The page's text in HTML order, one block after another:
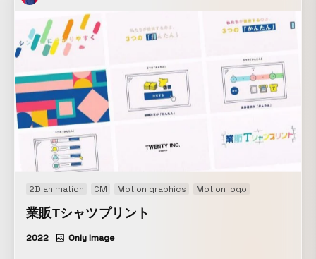
2D animation CM Motion graphics Motion logo
業販Tシャツプリント
2022 Only Image